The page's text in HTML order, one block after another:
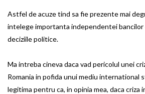
Astfel de acuze tind sa fie prezente mai
intelege importanta independentei
deciziile politice.
Ma intreba cineva daca vad pericolul unei
Romania in pofida unui mediu international
legitima pentru ca, in opinia mea, daca criza